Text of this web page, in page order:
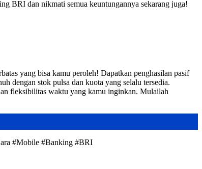
BRI dan nikmati semua keuntungannya sekarang juga!
yang bisa kamu peroleh! Dapatkan penghasilan pasif
dengan stok pulsa dan kuota yang selalu tersedia.
fleksibilitas waktu yang kamu inginkan. Mulailah
#Mobile #Banking #BRI